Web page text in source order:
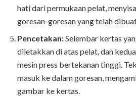
hati dari permukaan pelat,
goresan-goresan yang telah
Pencetakan:Selembar kertas
diletakkan di atas pelat, dan
mesin press bertekanan tinggi.
masuk ke dalam goresan,
gambar ke kertas.